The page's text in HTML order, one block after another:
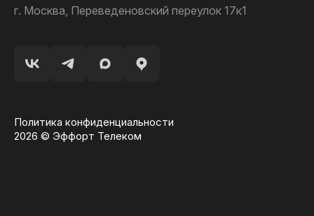
г. Москва, Переведеновский переулок 17к1
2026 © Эффорт Телеком
Политика конфиденциальности